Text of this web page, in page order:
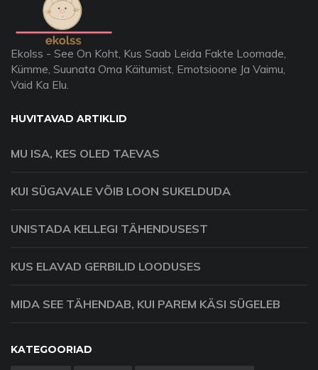
Ekolss - See On Koht, Kus Saab Leida Fakte Loomade,
Kümme, Suunata Oma Käitumist, Emotsioone Ja Vaimu,
Vaid Ka Elu.
HUVITAVAD ARTIKLID
MU ISA, KES OLED TAEVAS
KUI SÜGAVALE VÕIB LOON SUKELDUDA
UNISTADA KELLEGI TÄHENDUSEST
KUS ELAVAD GERBILID LOODUSES
MIDA SEE TÄHENDAB, KUI PAREM KÄSI SÜGELEB
KATEGOORIAD